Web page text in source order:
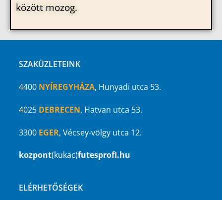
között mozog.
SZAKÜZLETEINK
4400 NYÍREGYHÁZA, Hunyadi utca 53.
4025 DEBRECEN, Hatvan utca 53.
3300 EGER, Vécsey-völgy utca 12.
kozpont(kukac)futesprofi.hu
ELÉRHETŐSÉGEK